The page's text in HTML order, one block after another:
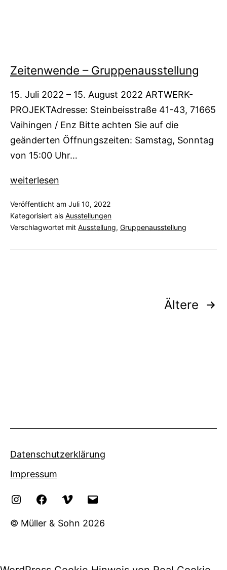
Zeitenwende – Gruppenausstellung
15. Juli 2022 – 15. August 2022 ARTWERK-
PROJEKTAdresse: Steinbeisstraße 41-43, 71665
Vaihingen / Enz Bitte achten Sie auf die
geänderten Öffnungszeiten: Samstag, Sonntag
von 15:00 Uhr…
Zeitenwende
Gruppenausstellung
weiterlesen
Veröffentlicht am Juli 10, 2022
Kategorisiert als Ausstellungen
Verschlagwortet mit Ausstellung, Gruppenausstellung
Seitennummerierung
Ältere
© Müller & Sohn 2026
Datenschutzerklärung
Impressum
InstagramFacebook
Vimeo